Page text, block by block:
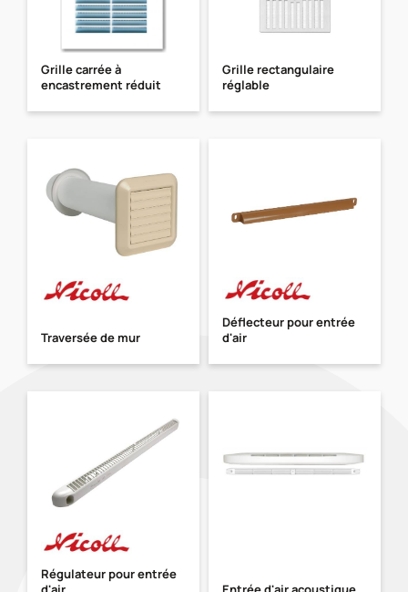
Grille carrée à
encastrement réduit
Grille rectangulaire
réglable
Traversée de mur
Déflecteur pour entrée
d'air
Régulateur pour entrée